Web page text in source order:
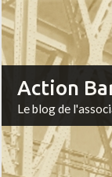
Action
Le blog de